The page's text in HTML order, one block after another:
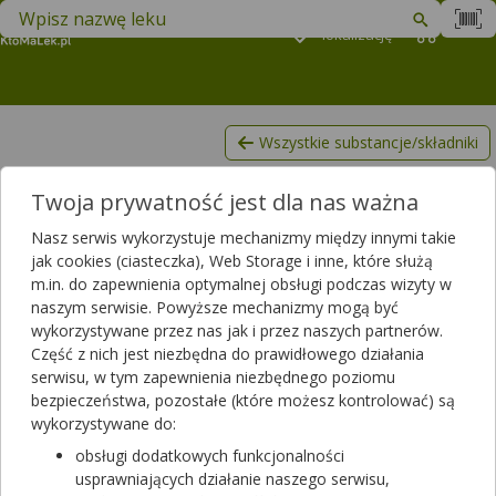
lokalizację
Znajdź lek w swojej okolicy
Jabłko,Owoc jabłka
Wszystkie substancje/składniki
Lista produktów, zawierających Jabłko,Owoc jabłka
Filtrowanie
Filtrowanie
Wyniki wyszukiwania(0)
Nie znaleźliśmy żadnego produktu spełniającego Twoje kryteria
wyszukiwania.
Aktualnie masz zaznaczone następujące filtry, które mogą
wykluczać wyszukiwany przez Ciebie produkt.
Twoja prywatność jest dla nas ważna
Nasz serwis wykorzystuje mechanizmy między innymi takie
jak cookies (ciasteczka), Web Storage i inne, które służą
m.in. do zapewnienia optymalnej obsługi podczas wizyty w
naszym serwisie. Powyższe mechanizmy mogą być
wykorzystywane przez nas jak i przez naszych partnerów.
Część z nich jest niezbędna do prawidłowego działania
serwisu, w tym zapewnienia niezbędnego poziomu
bezpieczeństwa, pozostałe (które możesz kontrolować) są
wykorzystywane do:
obsługi dodatkowych funkcjonalności
usprawniających działanie naszego serwisu,